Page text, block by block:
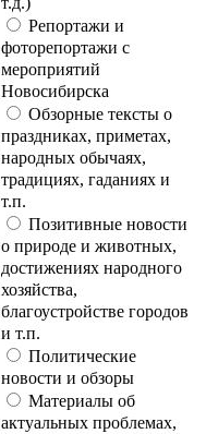
Репортажи и
фоторепортажи с
мероприятий
Новосибирска
Обзорные тексты о
праздниках, приметах,
народных обычаях,
традициях, гаданиях и
т.п.
Позитивные новости
о природе и животных,
достижениях народного
хозяйства,
благоустройстве городов
и т.п.
Политические
новости и обзоры
Материалы об
актуальных проблемах,